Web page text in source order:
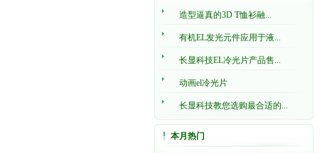
造型逼真的3D T恤衫融...
有机EL发光元件应用于液...
长显科技EL冷光片产品售...
动画el冷光片
长显科技教您选购最合适的...
本月热门